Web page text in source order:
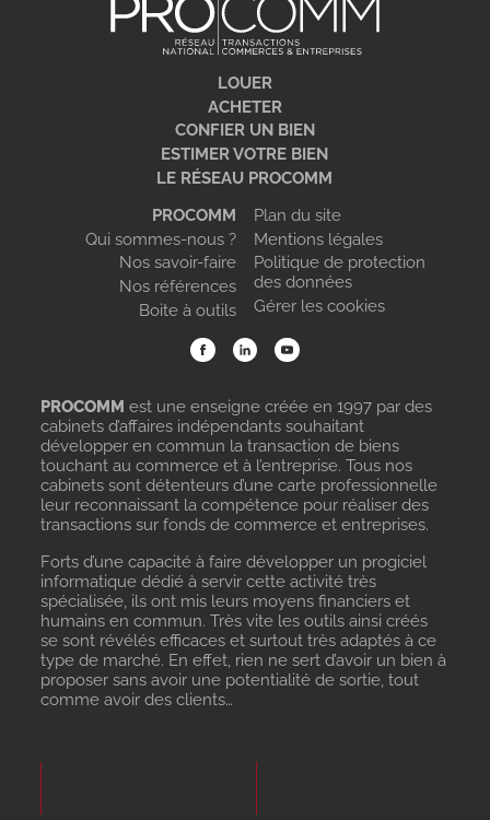
LOUER
ACHETER
CONFIER UN BIEN
ESTIMER VOTRE BIEN
LE RÉSEAU PROCOMM
PROCOMM
Qui sommes-nous ?
Nos savoir-faire
Nos références
Boite à outils
Plan du site
Mentions légales
Politique de protection
des données
Gérer les cookies
PROCOMM est une enseigne créée en 1997 par des
cabinets d’affaires indépendants souhaitant
développer en commun la transaction de biens
touchant au commerce et à l’entreprise. Tous nos
cabinets sont détenteurs d’une carte professionnelle
leur reconnaissant la compétence pour réaliser des
transactions sur fonds de commerce et entreprises.
Forts d’une capacité à faire développer un progiciel
informatique dédié à servir cette activité très
spécialisée, ils ont mis leurs moyens financiers et
humains en commun. Très vite les outils ainsi créés
se sont révélés efficaces et surtout très adaptés à ce
type de marché. En effet, rien ne sert d’avoir un bien à
proposer sans avoir une potentialité de sortie, tout
comme avoir des clients…